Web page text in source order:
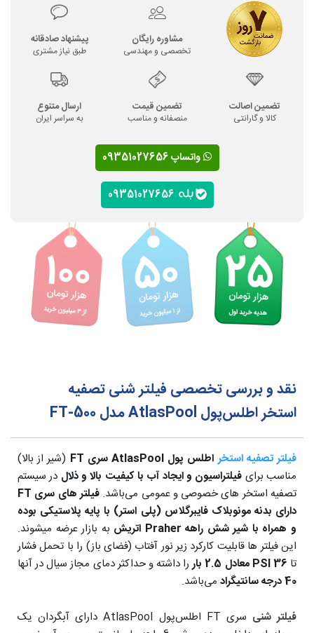
مشاوره رایگان
تخصصی و مهندسی
پیشنهاد صادقانه
طبق نیاز مشتری
تضمین اصالت
کالا و گارانتی
تضمین قیمت
منصفانه و مناسب
ارسال متنوع
به سراسر ایران
واتساپ 09351027656
نقد و بررسی تخصصی فیلتر شنی تصفیه
استخر اطلس‌پول AtlasPool مدل FT-500
فیلتر تصفیه استخراطلس پول AtlasPool سری FT
(شیر از بالا)
مناسب برای فیلتراسیون و ایجاد آب با کیفیت بالا و ذلال در سیستم
تصفیه استخر های خصوصی و عمومی می‌باشد.
فیلتر های سری FT
دارای بدنه مونوبلاک فایبرگلاس (پلی استر) با پایه پلاستیکی بوده
و همراه با شیر شش راهه Praher اتریش
به بازار عرضه میشوند.
این فیلتر ها قابلیت کارکرد زیر نور آفتاب (فضای باز) را با تحمل فشار
تا 36 PSI معادل 2.5 بار
را داشته و حداکثر دمای مجاز سیال در آنها
40 درجه سانتیگراد
می‌باشد.
فیلتر شنی
سری FT اطلس‌پول AtlasPool دارای آبگردان یک